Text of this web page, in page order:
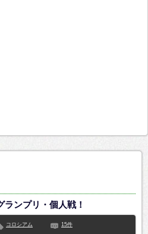
ランプリ・個人戦！
コロシアム 15件